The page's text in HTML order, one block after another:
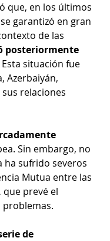
que, en los últimos
garantizó en gran
de las
posteriormente
Esta situación fue
Azerbaiyán,
relaciones
Sin embargo, no
ha sufrido severos
Mutua entre las
prevé el
de